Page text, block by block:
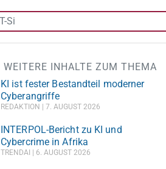
WEITERE INHALTE ZUM THEMA
KI ist fester Bestandteil moderner
Cyberangriffe
REDAKTION 7. AUGUST 2026
INTERPOL-Bericht zu KI und
Cybercrime in Afrika
TRENDAI 6. AUGUST 2026